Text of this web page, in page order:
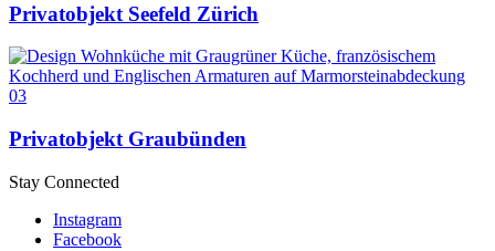
Privatobjekt Seefeld Zürich
03
Privatobjekt Graubünden
Stay Connected
Instagram
Facebook